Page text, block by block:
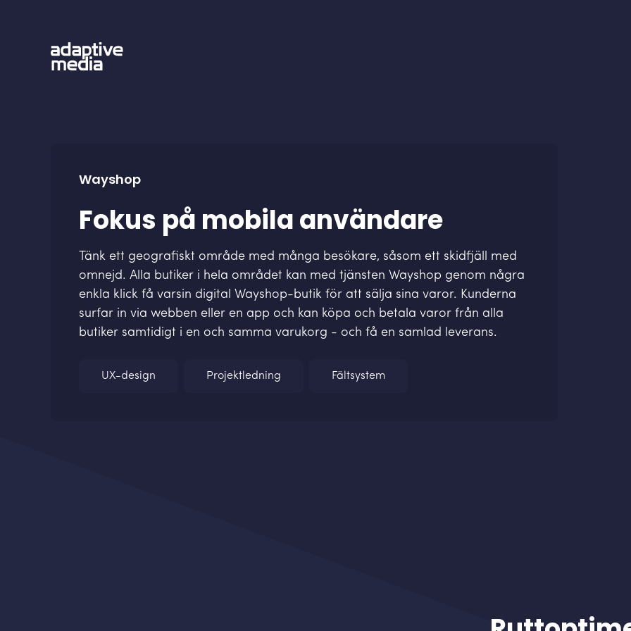
Wayshop
Fokus på mobila användare
Tänk ett geografiskt område med många besökare, såsom ett skidfjäll med
omnejd. Alla butiker i hela området kan med tjänsten Wayshop genom några
enkla klick få varsin digital Wayshop-butik för att sälja sina varor. Kunderna
surfar in via webben eller en app och kan köpa och betala varor från alla
butiker samtidigt i en och samma varukorg - och få en samlad leverans.
UX-design Projektledning Fältsystem